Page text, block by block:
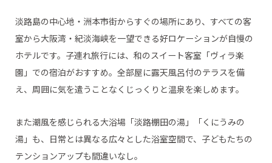
淡路島の中心地・洲本市街からすぐの場所にあり、すべての客
室から大阪湾・紀淡海峡を一望できる好ロケーションが自慢の
ホテルです。子連れ旅行には、和のスイート客室「ヴィラ楽
園」での宿泊がおすすめ。全部屋に露天風呂付のテラスを備
え、周囲に気を遣うことなくじっくりと温泉を楽しめます。
また潮風を感じられる大浴場「淡路棚田の湯」「くにうみの
湯」も、日常とは異なる広々とした浴室空間で、子どもたちの
テンションアップも間違いなし。